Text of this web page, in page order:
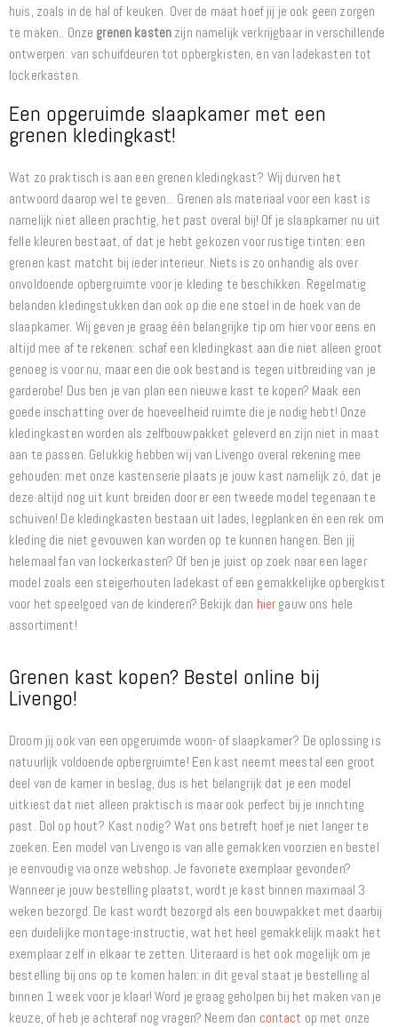
huis, zoals in de hal of keuken. Over de maat hoef jij je ook geen zorgen
te maken.. Onze grenen kasten zijn namelijk verkrijgbaar in verschillende
ontwerpen: van schuifdeuren tot opbergkisten, en van ladekasten tot
lockerkasten.
Een opgeruimde slaapkamer met een
grenen kledingkast!
Wat zo praktisch is aan een grenen kledingkast? Wij durven het
antwoord daarop wel te geven... Grenen als materiaal voor een kast is
namelijk niet alleen prachtig, het past overal bij! Of je slaapkamer nu uit
felle kleuren bestaat, of dat je hebt gekozen voor rustige tinten: een
grenen kast matcht bij ieder interieur. Niets is zo onhandig als over
onvoldoende opbergruimte voor je kleding te beschikken. Regelmatig
belanden kledingstukken dan ook op die ene stoel in de hoek van de
slaapkamer. Wij geven je graag één belangrijke tip om hier voor eens en
altijd mee af te rekenen: schaf een kledingkast aan die niet alleen groot
genoeg is voor nu, maar een die ook bestand is tegen uitbreiding van je
garderobe! Dus ben je van plan een nieuwe kast te kopen? Maak een
goede inschatting over de hoeveelheid ruimte die je nodig hebt! Onze
kledingkasten worden als zelfbouwpakket geleverd en zijn niet in maat
aan te passen. Gelukkig hebben wij van Livengo overal rekening mee
gehouden: met onze kastenserie plaats je jouw kast namelijk zó, dat je
deze altijd nog uit kunt breiden door er een tweede model tegenaan te
schuiven! De kledingkasten bestaan uit lades, legplanken én een rek om
kleding die niet gevouwen kan worden op te kunnen hangen. Ben jij
helemaal fan van lockerkasten? Of ben je juist op zoek naar een lager
model zoals een steigerhouten ladekast of een gemakkelijke opbergkist
voor het speelgoed van de kinderen? Bekijk dan hiergauw ons hele
assortiment!
Grenen kast kopen? Bestel online bij
Livengo!
Droom jij ook van een opgeruimde woon- of slaapkamer? De oplossing is
natuurlijk voldoende opbergruimte! Een kast neemt meestal een groot
deel van de kamer in beslag, dus is het belangrijk dat je een model
uitkiest dat niet alleen praktisch is maar ook perfect bij je inrichting
past. Dol op hout? Kast nodig? Wat ons betreft hoef je niet langer te
zoeken. Een model van Livengo is van alle gemakken voorzien en bestel
je eenvoudig via onze webshop. Je favoriete exemplaar gevonden?
Wanneer je jouw bestelling plaatst, wordt je kast binnen maximaal 3
weken bezorgd. De kast wordt bezorgd als een bouwpakket met daarbij
een duidelijke montage-instructie, wat het heel gemakkelijk maakt het
exemplaar zelf in elkaar te zetten. Uiteraard is het ook mogelijk om je
bestelling bij ons op te komen halen: in dit geval staat je bestelling al
binnen 1 week voor je klaar! Word je graag geholpen bij het maken van je
keuze, of heb je achteraf nog vragen? Neem dan contact op met onze